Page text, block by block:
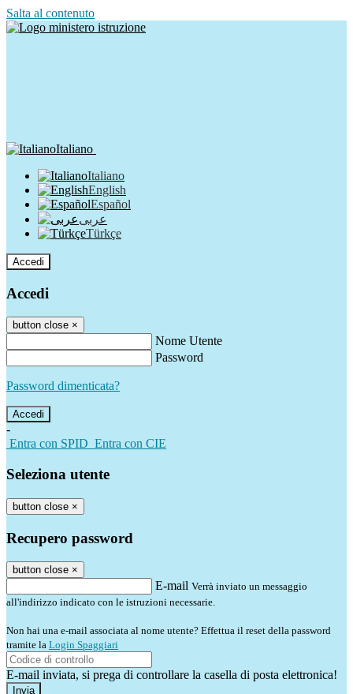
Salta al contenuto
Italiano
Italiano
English
Español
عربى
Türkçe
Accedi
Accedi
button close ×
Nome Utente
Password
Password dimenticata?
-
Entra con SPID Entra con CIE
Seleziona utente
button close ×
Recupero password
button close ×
E-mail Verrà inviato un messaggio
all'indirizzo indicato con le istruzioni necessarie.
Non hai una e-mail associata al nome utente? Effettua il reset della password
tramite la Login Spaggiari
E-mail inviata, si prega di controllare la casella di posta elettronica!